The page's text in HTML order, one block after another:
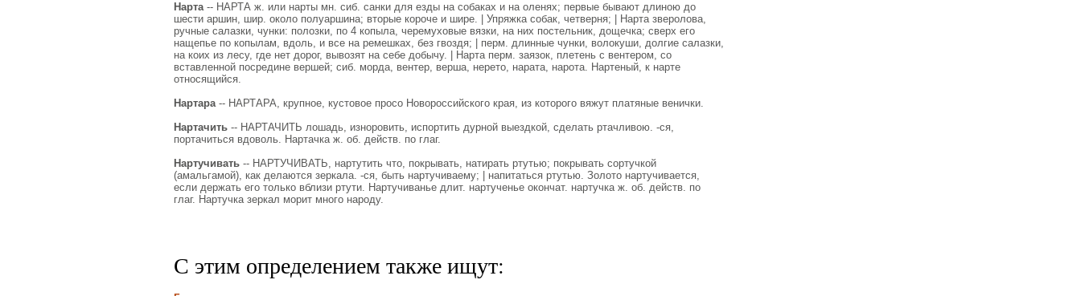
Нарта-- НАРТА ж. или нарты мн. сиб. санки для езды на собаках и на оленях; первые бывают длиною до
шести аршин, шир. около полуаршина; вторые короче и шире. | Упряжка собак, четверня; | Нарта зверолова,
ручные салазки, чунки: полозки, по 4 копыла, черемуховые вязки, на них постельник, дощечка; сверх его
нащепье по копылам, вдоль, и все на ремешках, без гвоздя; | перм. длинные чунки, волокуши, долгие салазки,
на коих из лесу, где нет дорог, вывозят на себе добычу. | Нарта перм. заязок, плетень с вентером, со
вставленной посредине вершей; сиб. морда, вентер, верша, нерето, нарата, нарота. Нартеный, к нарте
относящийся.
Нартара-- НАРТАРА, крупное, кустовое просо Новороссийского края, из которого вяжут платяные венички.
Нартачить-- НАРТАЧИТЬ лошадь, изноровить, испортить дурной выездкой, сделать ртачливою. -ся,
портачиться вдоволь. Нартачка ж. об. действ. по глаг.
Нартучивать-- НАРТУЧИВАТЬ, нартутить что, покрывать, натирать ртутью; покрывать сортучкой
(амальгамой), как делаются зеркала. -ся, быть нартучиваему; | напитаться ртутью. Золото нартучивается,
если держать его только вблизи ртути. Нартучиванье длит. нартученье окончат. нартучка ж. об. действ. по
глаг. Нартучка зеркал морит много народу.
С этим определением также ищут: